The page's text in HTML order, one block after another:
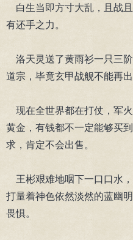
白生当即方寸大乱，且战
有还手之力。
洛天灵送了黄雨衫一只三
道宗，毕竟玄甲战舰不能再出
现在全世界都在打仗，军
黄金，有钱都不一定能够买
求，肯定不会出售。
王彬艰难地咽下一口口水
打量着神色依然淡然的蓝幽
畏惧。